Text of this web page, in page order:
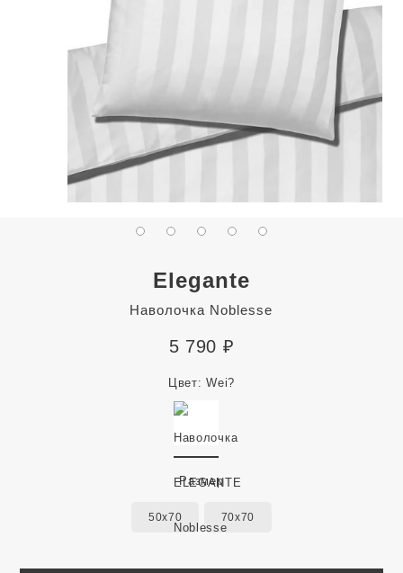
Elegante
Наволочка Noblesse
5 790 ₽
Цвет:Wei?
Размер
50x70 70x70